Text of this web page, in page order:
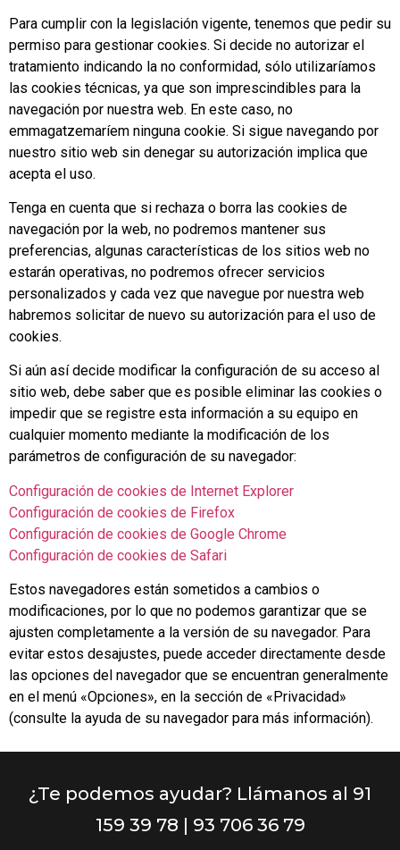
Para cumplir con la legislación vigente, tenemos que pedir su
permiso para gestionar cookies. Si decide no autorizar el
tratamiento indicando la no conformidad, sólo utilizaríamos
las cookies técnicas, ya que son imprescindibles para la
navegación por nuestra web. En este caso, no
emmagatzemaríem ninguna cookie. Si sigue navegando por
nuestro sitio web sin denegar su autorización implica que
acepta el uso.
Tenga en cuenta que si rechaza o borra las cookies de
navegación por la web, no podremos mantener sus
preferencias, algunas características de los sitios web no
estarán operativas, no podremos ofrecer servicios
personalizados y cada vez que navegue por nuestra web
habremos solicitar de nuevo su autorización para el uso de
cookies.
Si aún así decide modificar la configuración de su acceso al
sitio web, debe saber que es posible eliminar las cookies o
impedir que se registre esta información a su equipo en
cualquier momento mediante la modificación de los
parámetros de configuración de su navegador:
Configuración de cookies de Internet Explorer
Configuración de cookies de Firefox
Configuración de cookies de Google Chrome
Configuración de cookies de Safari
Estos navegadores están sometidos a cambios o
modificaciones, por lo que no podemos garantizar que se
ajusten completamente a la versión de su navegador. Para
evitar estos desajustes, puede acceder directamente desde
las opciones del navegador que se encuentran generalmente
en el menú «Opciones», en la sección de «Privacidad»
(consulte la ayuda de su navegador para más información).
¿Te podemos ayudar? Llámanos al 91
159 39 78 | 93 706 36 79